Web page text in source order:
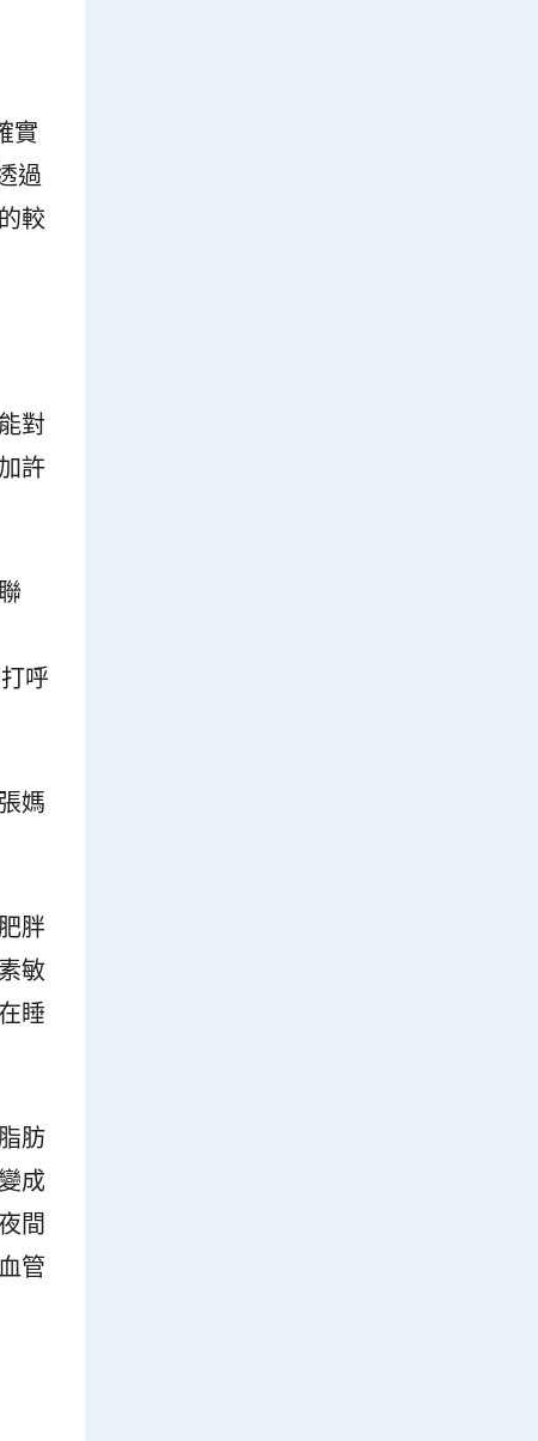
實
過
較
對
許
呼
媽
胖
敏
睡
肪
成
間
管